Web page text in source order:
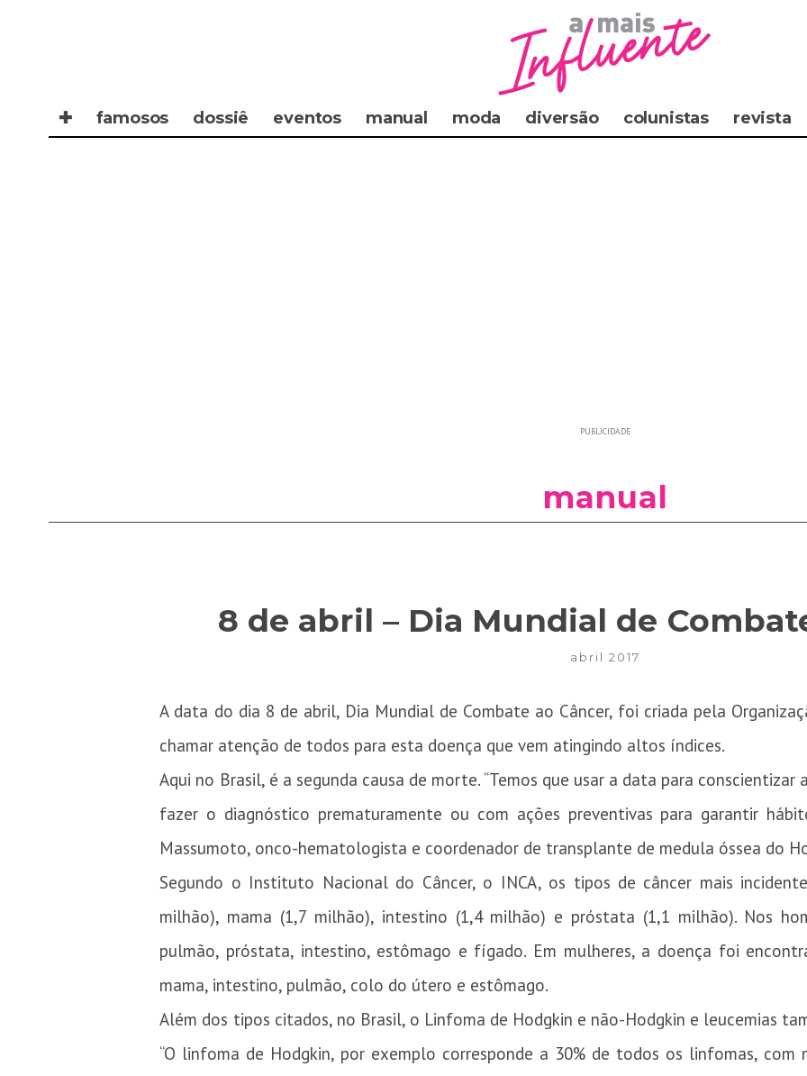
✚ famosos dossiê eventos manual moda diversão colunistas revista
PUBLICIDADE
manual
8 de abril – Dia Mundial de
abril 2017
A data do dia 8 de abril, Dia Mundial de Combate ao Câncer, foi criada pela
chamar atenção de todos para esta doença que vem atingindo altos índices.
Aqui no Brasil, é a segunda causa de morte. “Temos que usar a data para
fazer o diagnóstico prematuramente ou com ações preventivas para garantir
Massumoto, onco-hematologista e coordenador de transplante de medula óssea do
Segundo o Instituto Nacional do Câncer, o INCA, os tipos de câncer mais
milhão), mama (1,7 milhão), intestino (1,4 milhão) e próstata (1,1 milhão). Nos
pulmão, próstata, intestino, estômago e fígado. Em mulheres, a doença foi
mama, intestino, pulmão, colo do útero e estômago.
Além dos tipos citados, no Brasil, o Linfoma de Hodgkin e não-Hodgkin e leucemias
“O linfoma de Hodgkin, por exemplo corresponde a 30% de todos os linfomas, com